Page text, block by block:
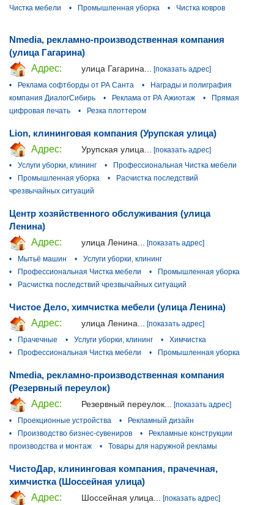
Чистка мебели
• Промышленная уборка • Чистка ковров
Nmedia, рекламно-производственная компания
(улица Гагарина)
Адрес:
улица Гагарина...
[показать адрес]
•
Реклама софтборды от РА Санта •
Награды и полиграфия
компания ДиалогСибирь
• Реклама от РА Ажиотаж •
Прямая
цифровая печать
• Резка плоттером
Lion, клининговая компания (Урупская улица)
Адрес:
Урупская улица...
[показать адрес]
•
Услуги уборки, клининг •
Профессиональная Чистка мебели
•
Промышленная уборка •
Расчистка последствий
чрезвычайных ситуаций
Центр хозяйственного обслуживания (улица
Ленина)
Адрес:
улица Ленина... [показать адрес]
•
Мытьё машин •
Услуги уборки, клининг
•
Профессиональная Чистка мебели •
Промышленная уборка
•
Расчистка последствий чрезвычайных ситуаций
Чистое Дело, химчистка мебели (улица Ленина)
Адрес:
улица Ленина...
[показать адрес]
•
Прачечные • Услуги уборки, клининг •
Химчистка
•
Профессиональная Чистка мебели • Промышленная уборка
Nmedia, рекламно-производственная компания
(Резервный переулок)
Адрес:
Резервный переулок...
[показать адрес]
•
Проекционные устройства •
Рекламный дизайн
•
Производство бизнес-сувениров •
Рекламные конструкции
производства и монтаж
• Товары для наружной рекламы
ЧистоДар, клининговая компания, прачечная,
химчистка (Шоссейная улица)
Адрес:
Шоссейная улица...
[показать адрес]